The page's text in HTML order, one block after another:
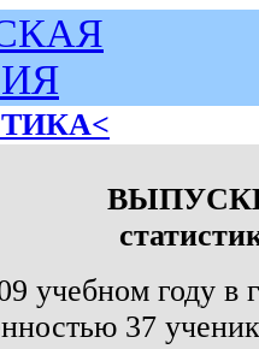
<
учебном году в
37